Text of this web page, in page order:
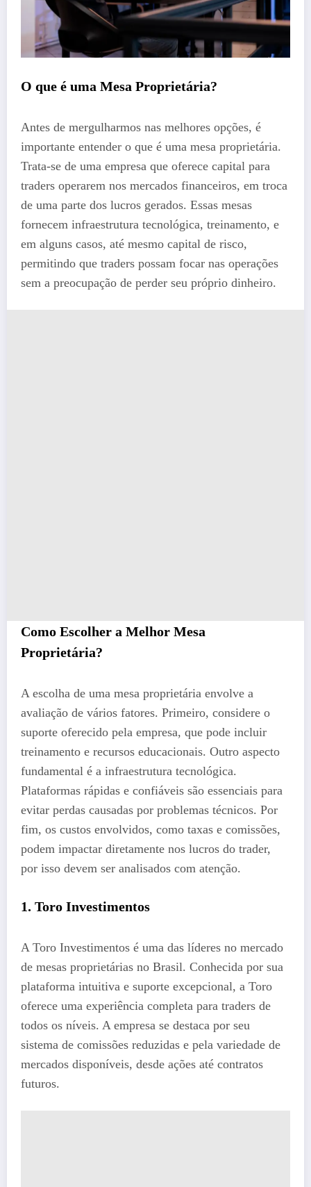
O que é uma Mesa Proprietária?
Antes de mergulharmos nas melhores opções, é
importante entender o que é uma mesa proprietária.
Trata-se de uma empresa que oferece capital para
traders operarem nos mercados financeiros, em troca
de uma parte dos lucros gerados. Essas mesas
fornecem infraestrutura tecnológica, treinamento, e
em alguns casos, até mesmo capital de risco,
permitindo que traders possam focar nas operações
sem a preocupação de perder seu próprio dinheiro.
Como Escolher a Melhor Mesa
Proprietária?
A escolha de uma mesa proprietária envolve a
avaliação de vários fatores. Primeiro, considere o
suporte oferecido pela empresa, que pode incluir
treinamento e recursos educacionais. Outro aspecto
fundamental é a infraestrutura tecnológica.
Plataformas rápidas e confiáveis são essenciais para
evitar perdas causadas por problemas técnicos. Por
fim, os custos envolvidos, como taxas e comissões,
podem impactar diretamente nos lucros do trader,
por isso devem ser analisados com atenção.
1. Toro Investimentos
A Toro Investimentos é uma das líderes no mercado
de mesas proprietárias no Brasil. Conhecida por sua
plataforma intuitiva e suporte excepcional, a Toro
oferece uma experiência completa para traders de
todos os níveis. A empresa se destaca por seu
sistema de comissões reduzidas e pela variedade de
mercados disponíveis, desde ações até contratos
futuros.